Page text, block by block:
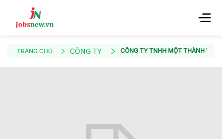
TRANG CHỦ CÔNG TY CÔNG TY TNHH MỘT THÀNH VIÊN